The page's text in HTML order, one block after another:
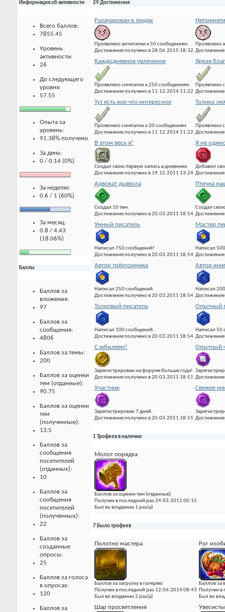
Информация об активности
Всего баллов:
7855.45
Уровень
активности:
26
До следующего
уровня:
57.55
Опыта за
уровень:
91.38% получено
За день:
0 / 0.14 (0%)
За неделю:
0.6 / 1 (60%)
За месяц:
0.8 / 4.43
(18.06%)
Баллы
Баллов за
вложения:
97
Баллов за
сообщения:
4806
Баллов за темы:
200
Баллов за оценки
тем (отданные):
90.75
Баллов за оценки
тем
(полученные):
13.5
Баллов за
сообщения
посетителей
(отданных):
10
Баллов за
сообщения
посетителей
(полученных):
22
Баллов за
созданные
опросы:
25
Баллов за голоса
в опросах:
120
Баллов за
29 Достижения
Разачарован в людях
Проявлено антипатии к 50 сообщениям.
Достижение получено в 28.06.2015 18:32
Проявлено
Каждодневное увлечение
Проявлено симпатии к 250 сообщениям.
Достижение получено в 11.12.2014 11:22
Яркая
Проявлено
Тут есть кое-что интересное
Проявлено симпатии к 20 сообщениям.
Достижение получено в 11.12.2014 11:22
Толика
Проявлено
В этом весь я!
Создал свою первую запись в дневнике.
Достижение получено в 19.12.2011 13:24
Я не
Добавил
Адвокат дьявола
Создал 10 тем.
Достижение получено в 20.03.2011 18:54
Птичка
Создал
Умный писатель
Написал 750 сообщений!
Достижение получено в 20.03.2011 18:54
Мастер
Написал
Автор трёхтомника
Написал 250 сообщений.
Достижение получено в 20.03.2011 18:54
Автор
Написал
Толковый писатель
Написал 100 сообщений.
Достижение получено в 20.03.2011 18:54
Опытный
Написал 50
С юбилеем!
Зарегистрирован на форуме больше года!
Достижение получено в 20.03.2011 18:51
Опытный
Участник
Зарегистрирован 7 дней.
Достижение получено в 20.03.2011 18:51
Свежее
1 Трофеев в наличии
Молот порядка
Баллов за оценки тем (отданные)
Получен в последний раз 24.03.2011 00:15
Был во владении 1 раз(а)
7 Было трофеев
Полотно мастера
Баллов за загрузку в галерею
Получен в последний раз 12.06.2014 08:43
Был во владении 2 раз(а)
Рог
Баллов за
Получен в
Был во
Шар просветления